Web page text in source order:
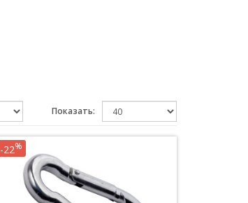
Показать:
-22%